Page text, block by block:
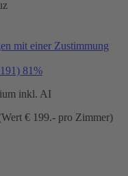
mit einer Zustimmung
81%
inkl. AI
€ 199.- pro Zimmer)